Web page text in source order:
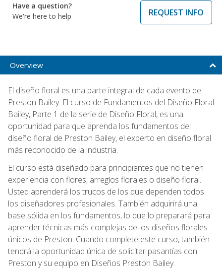
Have a question?
We're here to help
REQUEST INFO
Overview
El diseño floral es una parte integral de cada evento de
Preston Bailey. El curso de Fundamentos del Diseño Floral
Bailey, Parte 1 de la serie de Diseño Floral, es una
oportunidad para que aprenda los fundamentos del
diseño floral de Preston Bailey, el experto en diseño floral
más reconocido de la industria.
El curso está diseñado para principiantes que no tienen
experiencia con flores, arreglos florales o diseño floral.
Usted aprenderá los trucos de los que dependen todos
los diseñadores profesionales. También adquirirá una
base sólida en los fundamentos, lo que lo preparará para
aprender técnicas más complejas de los diseños florales
únicos de Preston. Cuando complete este curso, también
tendrá la oportunidad única de solicitar pasantías con
Preston y su equipo en Diseños Preston Bailey.